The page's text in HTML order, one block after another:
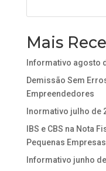
Mais
Informativo agosto
Demissão Sem
Empreendedores
Inormativo julho de
IBS e CBS na Nota
Pequenas
Informativo junho